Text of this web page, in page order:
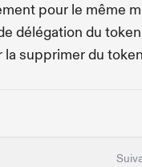
pour le même
délégation du
la supprimer du token